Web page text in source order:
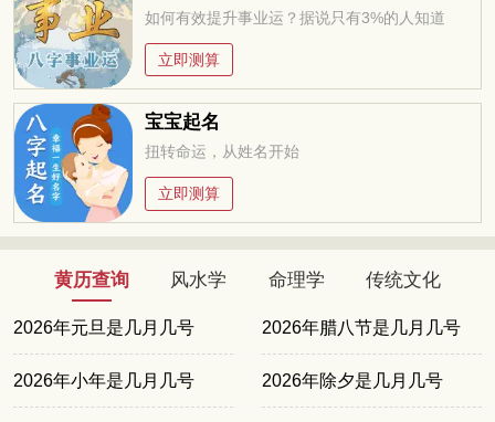
如何有效提升事业运？据说只有3%的人知道
立即测算
宝宝起名
扭转命运，从姓名开始
立即测算
黄历查询 风水学 命理学 传统文化
2026年元旦是几月几号 2026年腊八节是几月几号
2026年小年是几月几号 2026年除夕是几月几号